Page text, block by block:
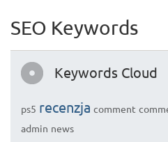
SEO Keywords
Keywords Cloud
ps5 recenzja comment
admin news